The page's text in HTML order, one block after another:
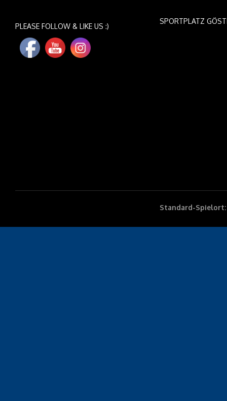
PLEASE FOLLOW & LIKE US :)
SPORTPLATZ
Standard-Spielort: